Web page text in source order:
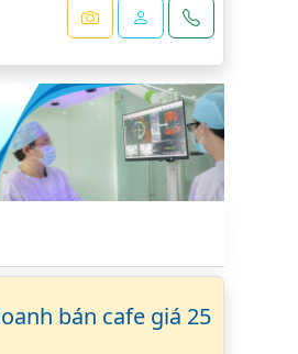
bán cafe giá 25